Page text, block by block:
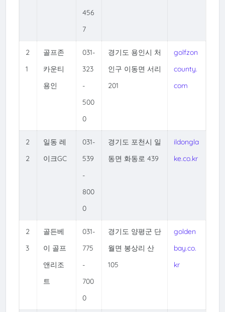
456
7
2
1
골프존
카운티
용인
031-
323
-
500
0
경기도 용인시 처
인구 이동면 서리
201
golfzon
county.
com
2
2
일동 레
이크GC
031-
539
-
800
0
경기도 포천시 일
동면 화동로 439
ildongla
ke.co.kr
2
3
골든베
이 골프
앤리조
트
031-
775
-
700
0
경기도 양평군 단
월면 봉상리 산
105
golden
bay.co.
kr